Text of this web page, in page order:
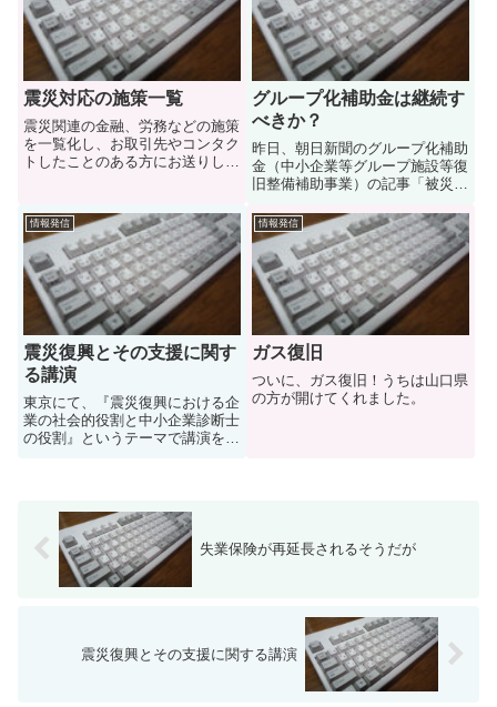
震災対応の施策一覧
震災関連の金融、労務などの施策
を一覧化し、お取引先やコンタク
トしたことのある方にお送りしま
グループ化補助金は継続す
べきか？
昨日、朝日新聞のグループ化補助
金（中小企業等グループ施設等復
旧整備補助事業）の記事「被災企
額が予算の３倍」が掲載された。
グループ化補助金では関東圏の中
小企業診断士にも協力していただ
いたこともあり、「全国紙に掲
載...
情報発信
震災復興とその支援に関す
る講演
東京にて、『震災復興における企
業の社会的役割と中小企業診断士
の役割』というテーマで講演を行
る支援の事例 被災地支援のあり
方 企業と地域社会、復興速度...
情報発信
ガス復旧
ついに、ガス復旧！うちは山口県
の方が開けてくれました。
失業保険が再延長されるそうだが
震災復興とその支援に関する講演